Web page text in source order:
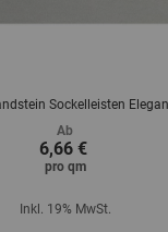
Sockelleisten
Ab
6,66 €
pro qm
Inkl. 19% MwSt.